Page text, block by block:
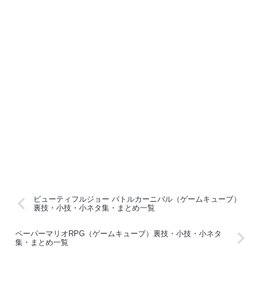
ビューティフルジョー バトルカーニバル（ゲームキューブ）
裏技・小技・小ネタ集・まとめ一覧
ペーパーマリオRPG（ゲームキューブ）裏技・小技・小ネタ
集・まとめ一覧